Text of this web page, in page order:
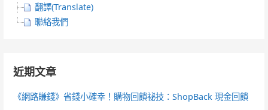
翻譯(Translate)
聯絡我們
近期文章
《網路賺錢》省錢小確幸！購物回饋祕技：ShopBack 現金回饋